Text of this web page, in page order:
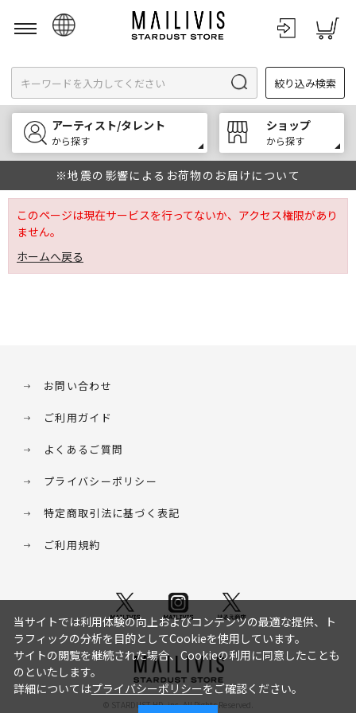
English
한국어
中文
絞り込み検索
アーティスト/タレント
から探す
ショップ
から探す
※地震の影響によるお荷物のお届けについて
このページは現在サービスを行ってないか、アクセス権限があり
ません。
ホームへ戻る
お問い合わせ
ご利用ガイド
よくあるご質問
プライバシーポリシー
特定商取引法に基づく表記
ご利用規約
© STARDUST HD. inc. All Rights Reserved.
当サイトでは利用体験の向上およびコンテンツの最適な提供、ト
ラフィックの分析を目的としてCookieを使用しています。
サイトの閲覧を継続された場合、Cookieの利用に同意したことも
のといたします。
詳細についてはプライバシーポリシーをご確認ください。